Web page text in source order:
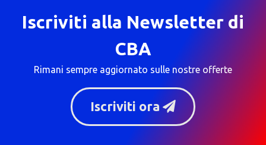
Iscriviti alla Newsletter di
CBA
Rimani sempre aggiornato sulle nostre offerte
Iscriviti ora